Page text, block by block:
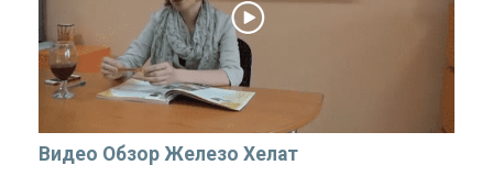
Видео Обзор Железо Хелат